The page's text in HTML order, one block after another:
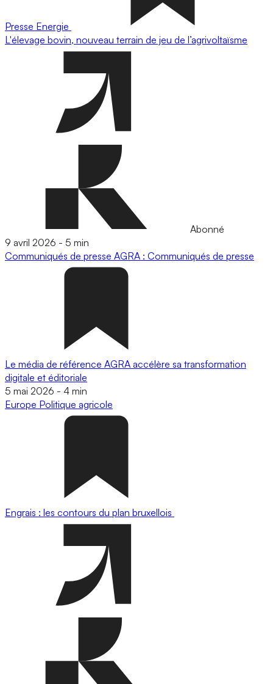
Presse Energie
L'élevage bovin, nouveau terrain de jeu de l’agrivoltaïsme
Abonné
9 avril 2026 - 5 min
Communiqués de presse AGRA : Communiqués de presse
Le média de référence AGRA accélère sa transformation
digitale et éditoriale
5 mai 2026 - 4 min
Europe Politique agricole
Engrais : les contours du plan bruxellois